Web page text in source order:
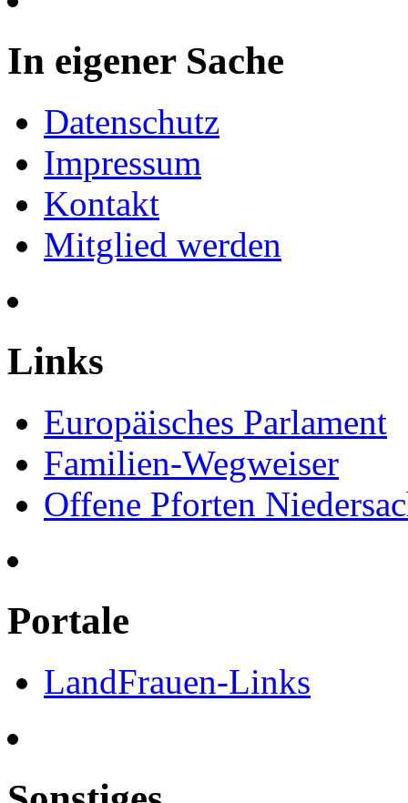
In eigener Sache
Datenschutz
Impressum
Kontakt
Mitglied werden
Links
Europäisches Parlament
Familien-Wegweiser
Offene Pforten
Portale
LandFrauen-Links